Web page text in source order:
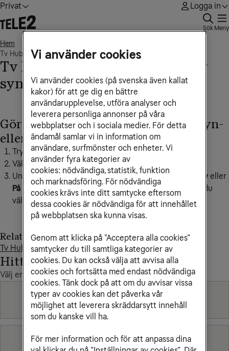
Privat Logga in
Sök Meny
Hem
Tv Hub Mini - Aktivera stöd för syn- eller hörselnedsättning
Tv Hub Mini - Aktivera stöd för
syn- eller hörselnedsättning
Gör så här för att aktivera stöd för syn-
eller hörselnedsättning:
Tryck påkugghjuletpå fjärrkontrollen.
Välj menynLjud och undertexter
Under menynStöd vid synnedsättningkan du välja Av eller
På
och under menynStöd vid hörselnedsättning
kan du
välja AvellerPå.
Relaterade artiklar
Tv Hub Mini - Guider
Hittade du inte det du sökte?
Välj en annan kategori
Betalning
Bredband
Vi använder cookies
Vi använder cookies (på svenska även kallat
kakor) för att ge dig en bättre
användarupplevelse, utföra analyser och
leverera personliga annonser på våra
webbplatser och i sociala medier. För detta
ändamål samlar vi in information om
användare, surfmönster och enheter. Vi
använder fyra kategorier av
cookies: nödvändiga, statistik, funktion
och marknadsföring. För nödvändiga
cookies krävs inte ditt samtycke eftersom
dessa cookies är nödvändiga för att innehållet
på webbplatsen ska kunna visas.
Genom att klicka på ”Acceptera alla cookies”
samtycker du till samtliga kategorier av
cookies. Du kan också välja att avvisa alla
cookies och fortsätta med endast nödvändiga
cookies. Tänk dock på att om du avvisar vissa
typer av cookies kan det påverka vår
möjlighet att leverera skräddarsytt innehåll
som du kanske vill ha.
För mer information och för att anpassa dina